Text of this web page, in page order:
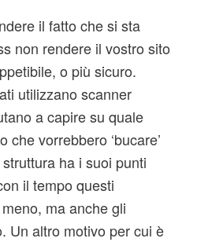
il fatto che si sta
non rendere il vostro sito
o più sicuro.
utilizzano scanner
a capire su quale
che vorrebbero ‘bucare’
ha i suoi punti
il tempo questi
ma anche gli
Un altro motivo per cui è